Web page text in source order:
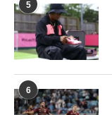
5
6